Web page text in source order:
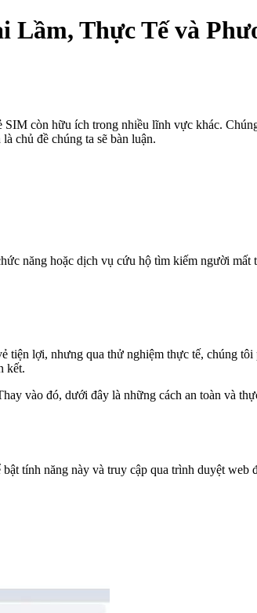
Lầm, Thực Tế và
còn hữu ích trong nhiều lĩnh vực khác.
chủ đề chúng ta sẽ bàn luận.
năng hoặc dịch vụ cứu hộ tìm kiếm người mất
lợi, nhưng qua thử nghiệm thực tế, chúng tôi
kết.
vào đó, dưới đây là những cách an toàn và
tính năng này và truy cập qua trình duyệt web